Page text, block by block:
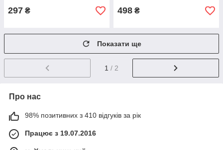
297 ₴ 498 ₴
Показати ще
1 / 2
Про нас
98% позитивних з 410 відгуків за рік
Працює з 19.07.2016